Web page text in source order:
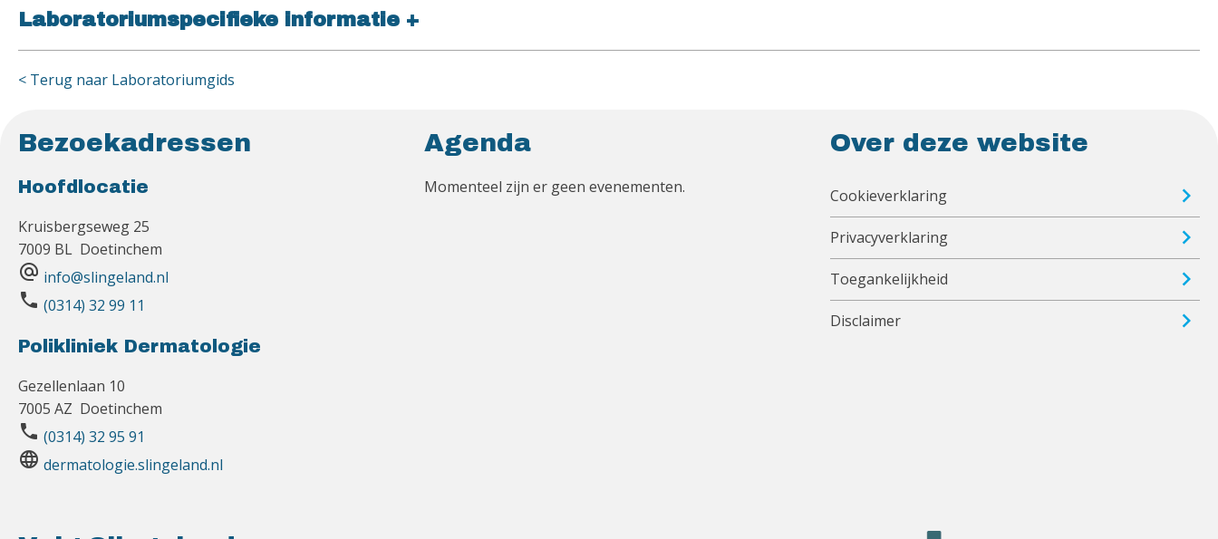
Laboratoriumspecifieke informatie +
< Terug naar Laboratoriumgids
Bezoekadressen
Hoofdlocatie
Kruisbergseweg 25
7009 BL Doetinchem
alternate_email info@slingeland.nl
phone (0314) 32 99 11
Polikliniek Dermatologie
Gezellenlaan 10
7005 AZ Doetinchem
phone (0314) 32 95 91
language dermatologie.slingeland.nl
Agenda
Momenteel zijn er geen evenementen.
Over deze website
Cookieverklaring
Privacyverklaring
Toegankelijkheid
Disclaimer